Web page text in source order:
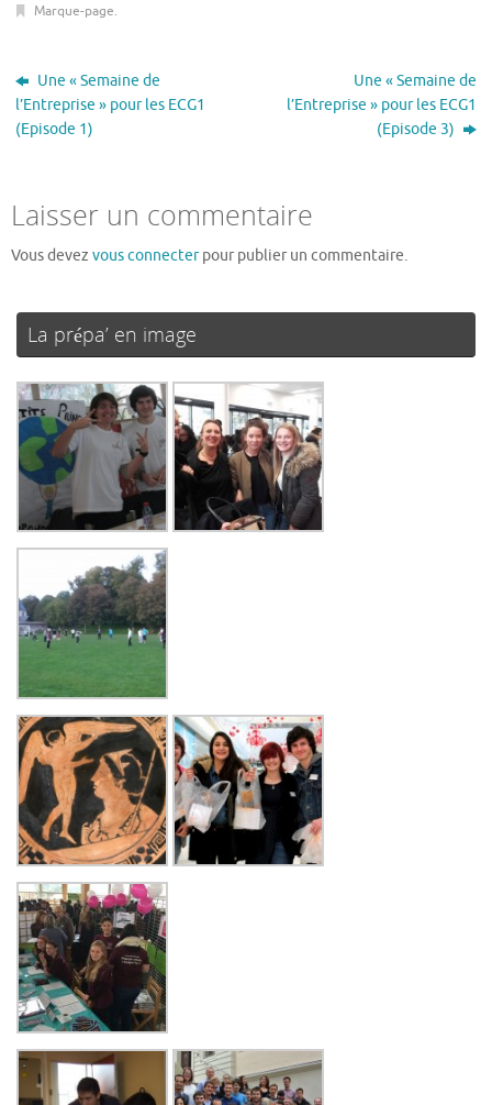
Marque-page.
Une « Semaine de
l’Entreprise » pour les ECG1
(Episode 1)
Une « Semaine de
l’Entreprise » pour les ECG1
(Episode 3)
Laisser un commentaire
Vous devez vous connecterpour publier un commentaire.
La prépa’ en image